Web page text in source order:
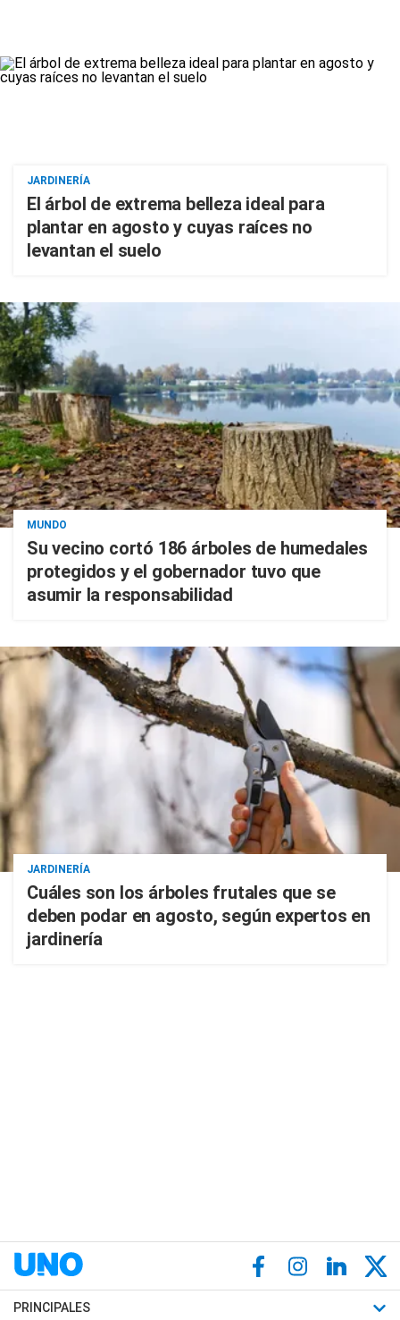
JARDINERÍA
El árbol de extrema belleza ideal para
plantar en agosto y cuyas raíces no
levantan el suelo
MUNDO
Su vecino cortó 186 árboles de humedales
protegidos y el gobernador tuvo que
asumir la responsabilidad
JARDINERÍA
Cuáles son los árboles frutales que se
deben podar en agosto, según expertos en
jardinería
PRINCIPALES